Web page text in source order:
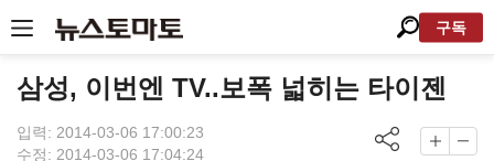
구독
삼성, 이번엔 TV..보폭 넓히는 타이젠
입력: 2014-03-06 17:00:23
수정: 2014-03-06 17:04:24